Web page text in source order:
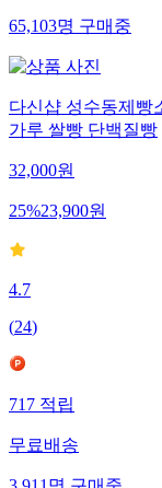
65,103명구매중
다신샵 성수동제빵
가루 쌀빵 단백질빵
32,000원
25%23,900원
4.7
(24)
717적립
무료배송